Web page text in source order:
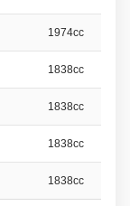
1974cc
1838cc
1838cc
1838cc
1838cc